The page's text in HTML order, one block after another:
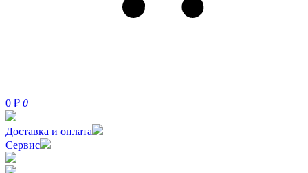
0 ₽ 0
Доставка и оплата
Сервис